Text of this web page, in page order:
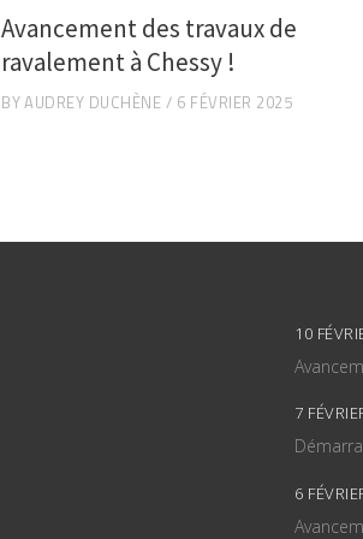
Avancement des travaux de
ravalement à Chessy !
BYAUDREY DUCHÈNE 6 FÉVRIER 2025
10
7
6